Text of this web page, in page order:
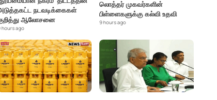
நடவடிக்கைகள்
ஆலோசனை
hours ago
லொத்தர் முகவர்களின்
பிள்ளைகளுக்கு கல்வி உதவி
9 hours ago